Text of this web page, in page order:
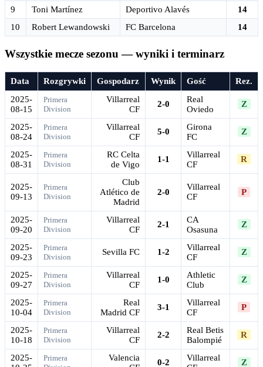
9
Toni Martínez Deportivo Alavés
14
10
Robert Lewandowski FC Barcelona 14
Wszystkie mecze sezonu — wyniki i terminarz
Data Rozgrywki Gospodarz Wynik Gość
Rez.
2025-
08-15
Primera
Division
Villarreal
CF
2-0
Real
Oviedo
Z
2025-
08-24
Primera
Division
Villarreal
CF
5-0
Girona
FC
Z
2025-
08-31
Primera
Division
RC Celta
de Vigo
1-1
Villarreal
CF
R
2025-
09-13
Primera
Division
Club
Atlético de
Madrid
2-0
Villarreal
CF
P
2025-
09-20
Primera
Division
Villarreal
CF
2-1
CA
Osasuna
Z
2025-
09-23
Primera
Division
Sevilla FC 1-2
Villarreal
CF
Z
2025-
09-27
Primera
Division
Villarreal
CF
1-0
Athletic
Club
Z
2025-
10-04
Primera
Division
Real
Madrid CF
3-1
Villarreal
CF
P
2025-
10-18
Primera
Division
Villarreal
CF
2-2
Real Betis
Balompié
R
2025-
Primera
Valencia
0-2
Villarreal
Z